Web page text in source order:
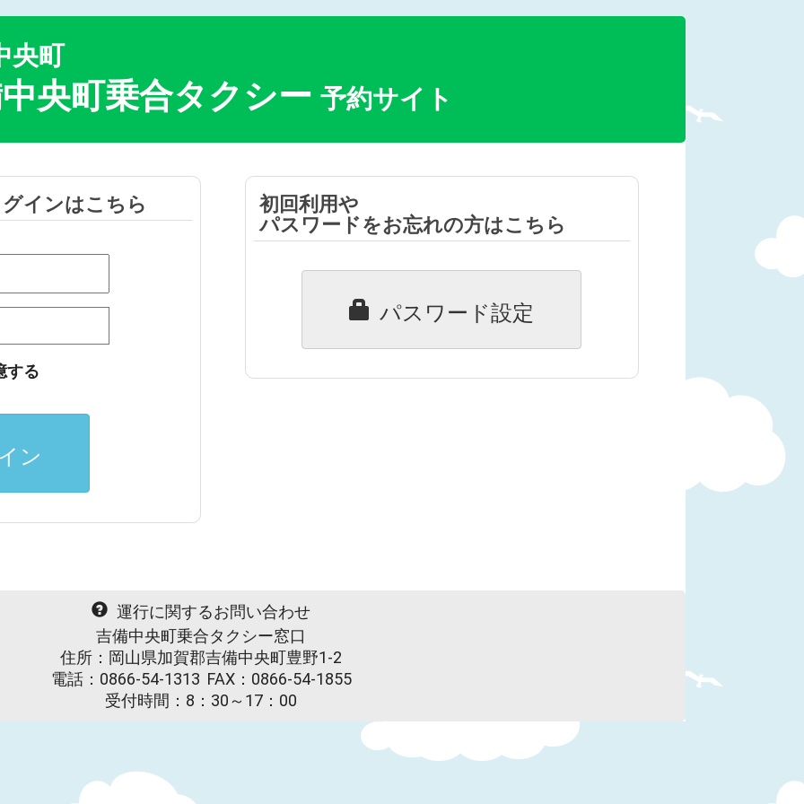
央町
央町乗合タクシー 予約サイト
インはこちら
する
ン
初回利用や
パスワードをお忘れの方はこちら
パスワード設定
運行に関するお問い合わせ
吉備中央町乗合タクシー窓口
住所：岡山県加賀郡吉備中央町豊野1-2
電話：0866-54-1313 FAX：0866-54-1855
受付時間：8：30～17：00